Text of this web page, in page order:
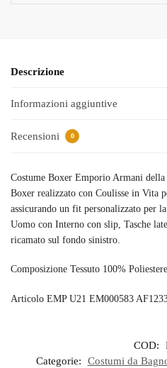
Descrizione
Informazioni aggiuntive
Recensioni 0
Costume Boxer Emporio Armani
Boxer realizzato con Coulisse in Vita
assicurando un fit personalizzato per
Uomo con Interno con slip, Tasche
ricamato sul fondo sinistro.
Composizione Tessuto 100% Poliestere
Articolo EMP U21 EM000583
COD:
Categorie:
Costumi da